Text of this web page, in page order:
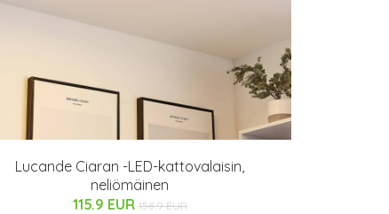
Lucande Ciaran -LED-kattovalaisin,
neliömäinen
115.9 EUR 158.9 EUR